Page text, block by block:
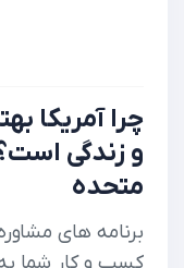
چرا آمریکا
و زندگی است؟
متحده
برنامه های
کسب و کار شما